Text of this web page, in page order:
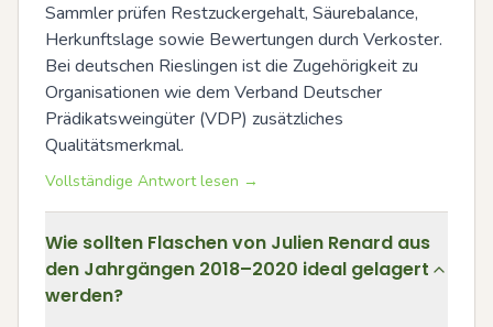
Sammler prüfen Restzuckergehalt, Säurebalance,
Herkunftslage sowie Bewertungen durch Verkoster.
Bei deutschen Rieslingen ist die Zugehörigkeit zu
Organisationen wie dem Verband Deutscher
Prädikatsweingüter (VDP) zusätzliches
Qualitätsmerkmal.
Vollständige Antwort lesen →
Wie sollten Flaschen von Julien Renard aus
den Jahrgängen 2018–2020 ideal gelagert
werden?